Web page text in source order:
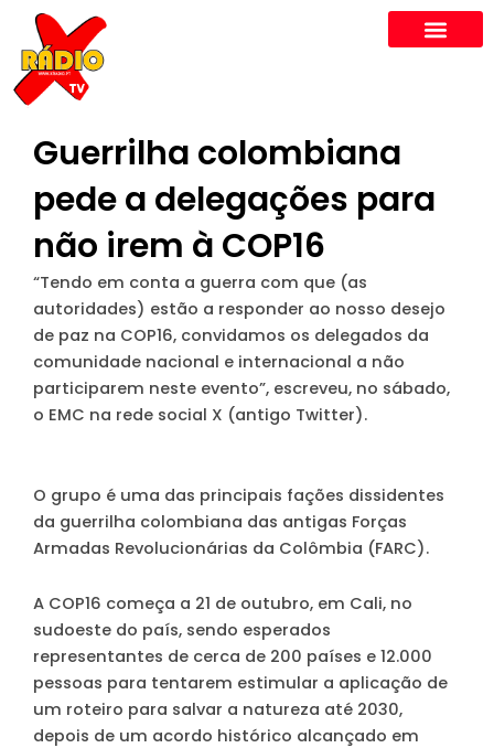
content
Guerrilha colombiana
pede a delegações para
não irem à COP16
“Tendo em conta a guerra com que (as
autoridades) estão a responder ao nosso desejo
de paz na COP16, convidamos os delegados da
comunidade nacional e internacional a não
participarem neste evento”, escreveu, no sábado,
o EMC na rede social X (antigo Twitter).
O grupo é uma das principais fações dissidentes
da guerrilha colombiana das antigas Forças
Armadas Revolucionárias da Colômbia (FARC).
A COP16 começa a 21 de outubro, em Cali, no
sudoeste do país, sendo esperados
representantes de cerca de 200 países e 12.000
pessoas para tentarem estimular a aplicação de
um roteiro para salvar a natureza até 2030,
depois de um acordo histórico alcançado em